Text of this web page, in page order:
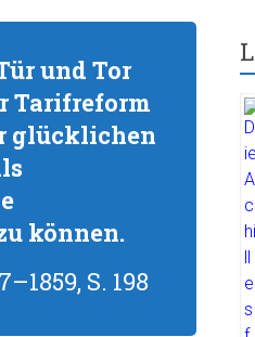
und Tor
Tarifreform
glücklichen
können.
S. 198